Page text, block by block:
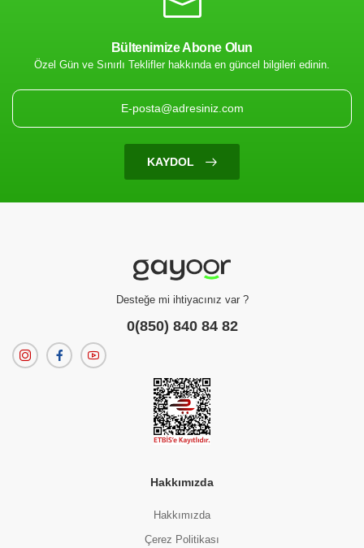
Filtrenize Uygun
Ürün Bulunamadı
Bültenimize Abone Olun
Özel Gün ve Sınırlı Teklifler hakkında en güncel bilgileri edinin.
KAYDOL
Desteğe mi ihtiyacınız var ?
0(850) 840 84 82
Hakkımızda
Hakkımızda
Çerez Politikası